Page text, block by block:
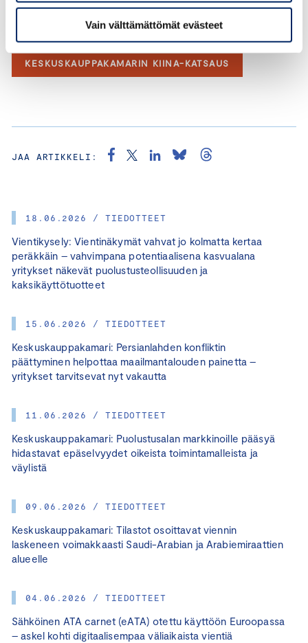
Vain välttämättömät evästeet
18.06.2026 / TIEDOTTEET
Vientikysely: Vientinäkymät vahvat jo kolmatta kertaa
peräkkäin – vahvimpana potentiaalisena kasvualana
yritykset näkevät puolustusteollisuuden ja
kaksikäyttötuotteet
15.06.2026 / TIEDOTTEET
Keskuskauppakamari: Persianlahden konfliktin
päättyminen helpottaa maailmantalouden painetta –
yritykset tarvitsevat nyt vakautta
11.06.2026 / TIEDOTTEET
Keskuskauppakamari: Puolustusalan markkinoille pääsyä
hidastavat epäselvyydet oikeista toimintamalleista ja
väylistä
09.06.2026 / TIEDOTTEET
Keskuskauppakamari: Tilastot osoittavat viennin
laskeneen voimakkaasti Saudi-Arabian ja Arabiemiraattien
alueelle
04.06.2026 / TIEDOTTEET
Sähköinen ATA carnet (eATA) otettu käyttöön Euroopassa
– askel kohti digitaalisempaa väliaikaista vientiä
aikoina lännen ja Kiinan välisten keskustelujen
ylläpitämistä ei voi liiaksi korostaa”, Toivakka sanoo.
KESKUSKAUPPAKAMARIN KIINA-KATSAUS
JAA ARTIKKELI: